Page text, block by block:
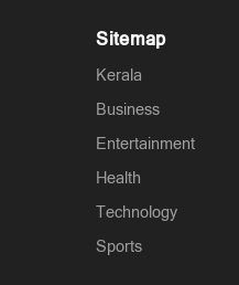
Sitemap
Kerala
Business
Entertainment
Health
Technology
Sports